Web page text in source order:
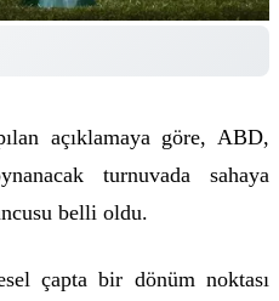
açıklamaya göre, ABD,
turnuvada sahaya
belli oldu.
çapta bir dönüm noktası